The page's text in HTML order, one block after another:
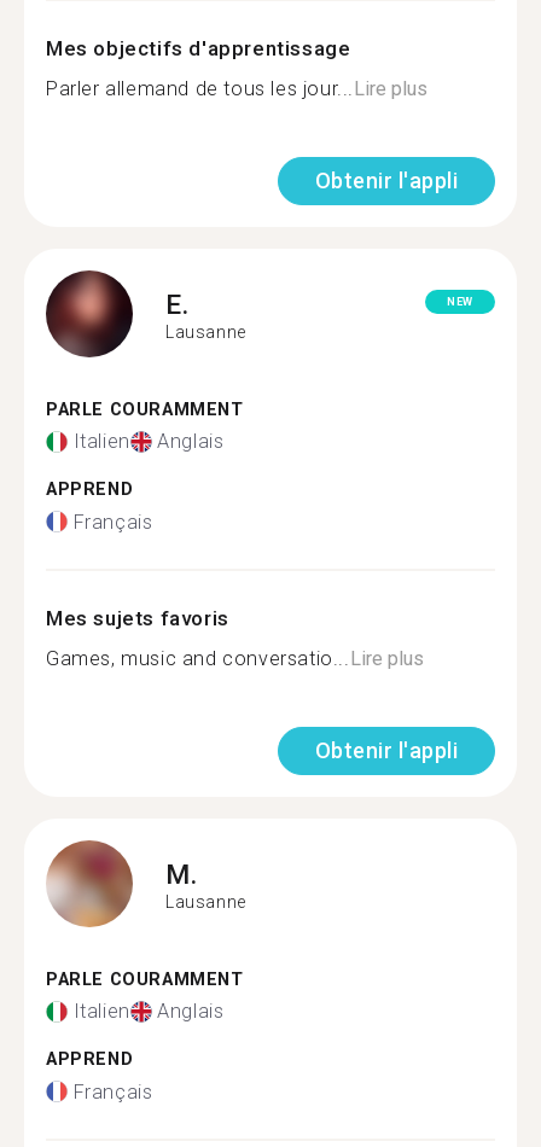
Mes objectifs d'apprentissage
Parler allemand de tous les jour... Lire plus
Obtenir l'appli
E.
Lausanne
NEW
PARLE COURAMMENT
Italien Anglais
APPREND
Français
Mes sujets favoris
Games, music and conversatio... Lire plus
Obtenir l'appli
M.
Lausanne
PARLE COURAMMENT
Italien Anglais
APPREND
Français